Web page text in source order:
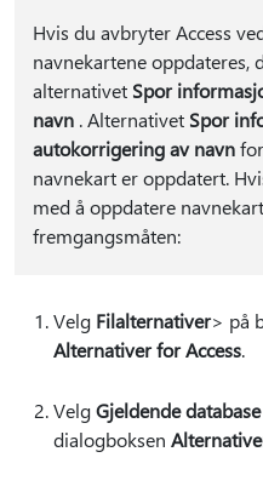
Hvis du avbryter Access
navnekartene oppdateres,
alternativet Spor
navn. Alternativet Spor
autokorrigering av navn
navnekart er oppdatert.
med å oppdatere
fremgangsmåten:
Velg Filalternativer> på
Alternativer for Access.
VelgGjeldende database
dialogboksen